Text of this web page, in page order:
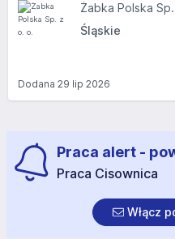
Żabka Polska
Śląskie
Dodana 29 lip 2026
Praca alert -
Praca Cisownica
Włącz